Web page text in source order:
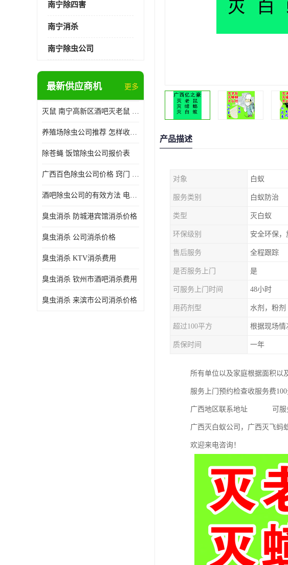
南宁除四害
南宁消杀
南宁除虫公司
最新供应商机 更多
灭鼠 南宁高新区酒吧灭老鼠 诚信经营
养殖场除虫公司推荐 怎样收费 除苍蝇
除苍蝇 饭馆除虫公司报价表
广西百色除虫公司价格 窍门 除蟑螂
酒吧除虫公司的有效方法 电话 除螨虫
臭虫消杀 防城港宾馆消杀价格
臭虫消杀 公司消杀价格
臭虫消杀 KTV消杀费用
臭虫消杀 钦州市酒吧消杀费用
臭虫消杀 来滨市公司消杀价格
产品描述
对象 白蚁
服务类别 白蚁防治
类型 灭白蚁
环保级别 安全环保，
售后服务 全程跟踪
是否服务上门 是
可服务上门时间 48小时
用药剂型 水剂，粉剂
超过100平方 根据现场情
质保时间 一年
所有单位以及家庭根据面积以
服务上门预约检查收服务费
广西地区联系地址 可服务
广西灭白蚁公司，广西灭飞蚂
欢迎来电咨询！